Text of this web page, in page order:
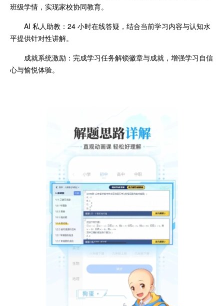
班级学情，实现家校协同教育。
AI 私人助教：24 小时在线答疑，结合当前学习内容与认知水
平提供针对性讲解。
成就系统激励：完成学习任务解锁徽章与成就，增强学习自信
心与愉悦体验。